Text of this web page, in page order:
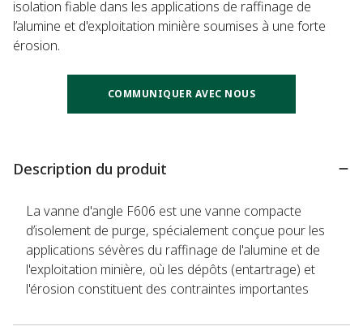
isolation fiable dans les applications de raffinage de
l’alumine et d'exploitation minière soumises à une forte
érosion.
COMMUNIQUER AVEC NOUS
Description du produit
La vanne d'angle F606 est une vanne compacte
d’isolement de purge, spécialement conçue pour les
applications sévères du raffinage de l'alumine et de
l'exploitation minière, où les dépôts (entartrage) et
l'érosion constituent des contraintes importantes